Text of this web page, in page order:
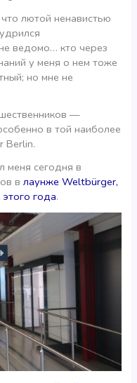
лютой ненавистью
ведомо… кто через
у меня о нем тоже
но мне не
—
в той наиболее
Berlin.
меня сегодня в
влаунже Weltbürger,
года.